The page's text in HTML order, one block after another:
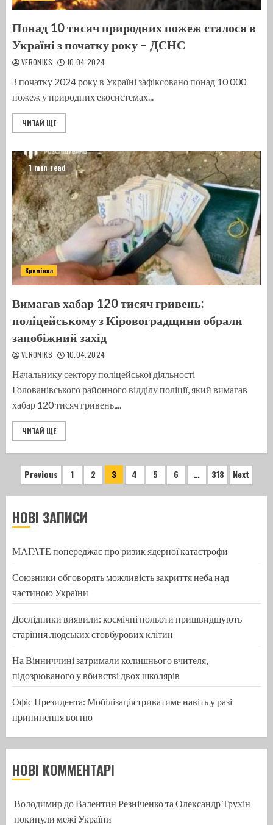
Понад 10 тисяч природних пожеж сталося в
Україні з початку року – ДСНС
VERONIKS 10.04.2024
З початку 2024 року в Україні зафіксовано понад 10 000
пожеж у природних екосистемах...
ЧИТАЙ ЩЕ
1 min read
Кримінал
Вимагав хабар 120 тисяч гривень:
поліцейському з Кіровоградщини обрали
запобіжний захід
VERONIKS 10.04.2024
Начальнику сектору поліцейської діяльності
Голованівського районного відділу поліції, який вимагав
хабар 120 тисяч гривень,...
ЧИТАЙ ЩЕ
Навігація
записів
Previous 1 2 3 4 5 6 … 318 Next
НОВІ ЗАПИСИ
МАГАТЕ попереджає про ризик ядерної катастрофи
Союзники обговорять можливість закриття неба над
частиною України
Дослідники виявили: космічні польоти пришвидшують
старіння людських стовбурових клітин
На Вінниччині затримали колишнього вчителя,
підозрюваного у вбивстві двох школярів
Офіс Президента: Мобілізація триватиме навіть у разі
припинення вогню
НОВІ КОММЕНТАРІ
Володимир доВалентин Резніченко та Олександр Трухін
покинули межі України